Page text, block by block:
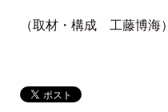
（取材・構成 工藤博海）